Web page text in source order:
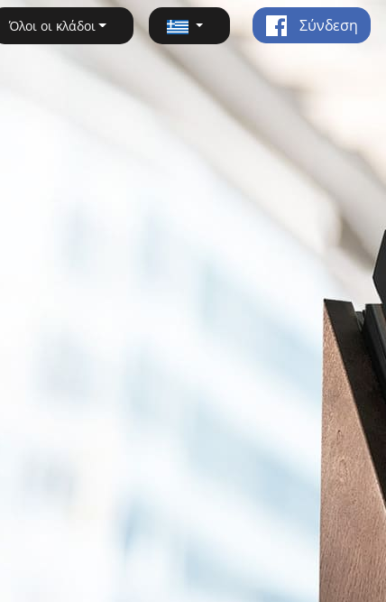
Όλοι οι κλάδοι Σύνδεση